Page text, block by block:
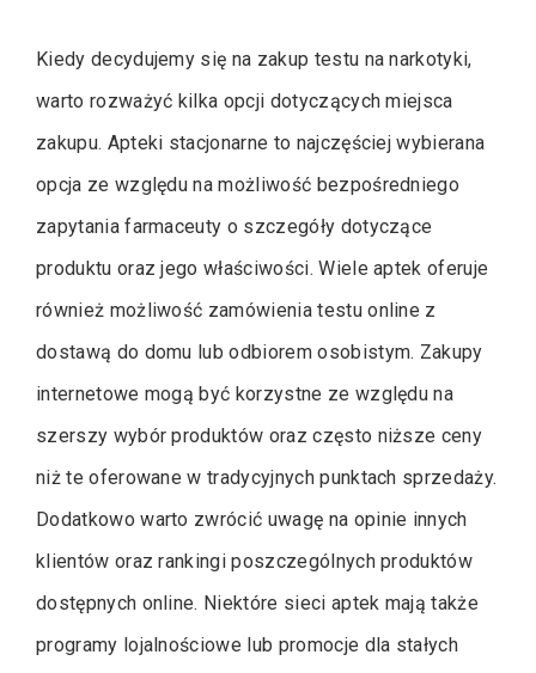
Kiedy decydujemy się na zakup testu na narkotyki,
warto rozważyć kilka opcji dotyczących miejsca
zakupu. Apteki stacjonarne to najczęściej wybierana
opcja ze względu na możliwość bezpośredniego
zapytania farmaceuty o szczegóły dotyczące
produktu oraz jego właściwości. Wiele aptek oferuje
również możliwość zamówienia testu online z
dostawą do domu lub odbiorem osobistym. Zakupy
internetowe mogą być korzystne ze względu na
szerszy wybór produktów oraz często niższe ceny
niż te oferowane w tradycyjnych punktach sprzedaży.
Dodatkowo warto zwrócić uwagę na opinie innych
klientów oraz rankingi poszczególnych produktów
dostępnych online. Niektóre sieci aptek mają także
programy lojalnościowe lub promocje dla stałych